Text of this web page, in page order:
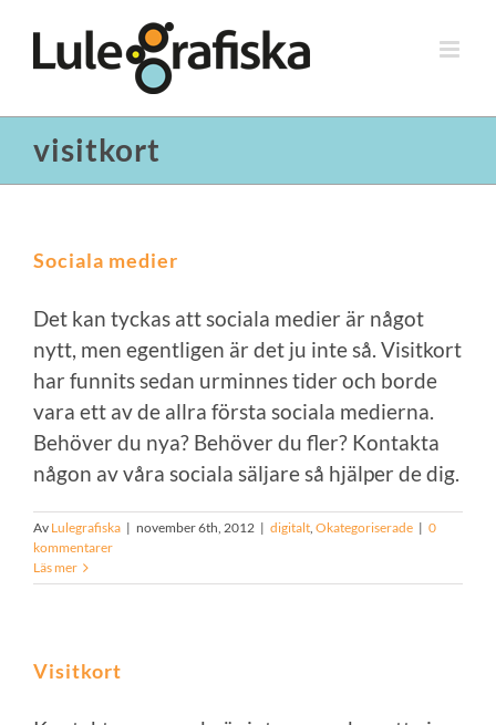
innehållet
visitkort
Sociala medier
Det kan tyckas att sociala medier är något
nytt, men egentligen är det ju inte så. Visitkort
har funnits sedan urminnes tider och borde
vara ett av de allra första sociala medierna.
Behöver du nya? Behöver du fler? Kontakta
någon av våra sociala säljare så hjälper de dig.
Av Lulegrafiska | november 6th, 2012 | digitalt, Okategoriserade | 0
kommentarer
Läs mer
Visitkort